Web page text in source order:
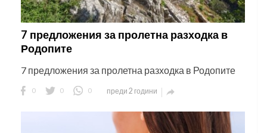
7 предложения за пролетна разходка в
Родопите
7 предложения за пролетна разходка в Родопите
0 0 0 преди 2 години 